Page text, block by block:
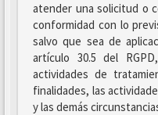
atender una solicitud o
conformidad con lo
salvo que sea de
artículo 30.5 del
actividades de
finalidades, las
y las demás